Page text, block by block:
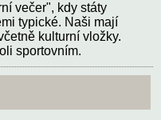
večer", kdy státy
typické. Naši mají
kulturní vložky.
sportovním.